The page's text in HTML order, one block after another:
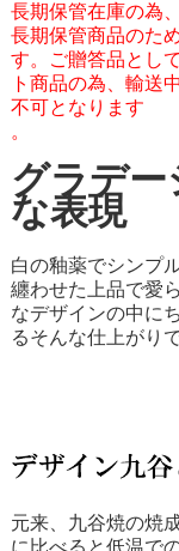
長期保管在庫の為
長期保管商品のた
す。ご贈答品とし
ト商品の為、輸送
不可となります
。
グラデー
な表現
白の釉薬でシンプ
纏わせた上品で愛
なデザインの中に
るそんな仕上がりで
元来、九谷焼の焼